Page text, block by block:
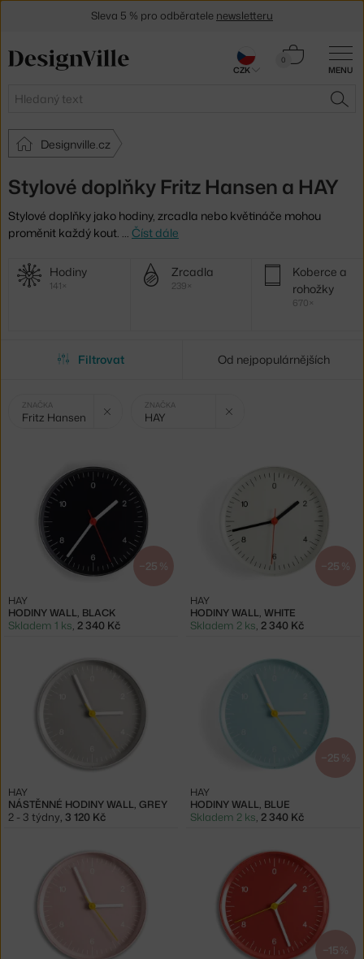
MENU
Hledat
0
Košík
Designville.cz
Stylové doplňky Fritz Hansen a HAY
Stylové doplňky jako hodiny, zrcadla nebo květináče mohou
proměnit každý kout. … Číst dále
Další
kategorie
Hodiny
141×
Zrcadla
239×
Koberce a
rohožky
670×
Filtrovat Od nejpopulárnějších
Vybrané
filtry:
ZNAČKA
Fritz Hansen
ZNAČKA
HAY
−25 %
HODINY WALL, BLACK
HAY
Skladem 1 ks 2 340 Kč
−25 %
HODINY WALL, WHITE
HAY
Skladem 2 ks 2 340 Kč
NÁSTĚNNÉ HODINY WALL, GREY
HAY
2 - 3 týdny, 3 120 Kč
−25 %
HODINY WALL, BLUE
HAY
Skladem 2 ks, 2 340 Kč
−15 %
Sleva 5 % pro odběratele newsletteru
CZK